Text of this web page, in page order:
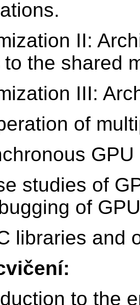
II:
the shared
III:
of
studies of
of
libraries and
to the